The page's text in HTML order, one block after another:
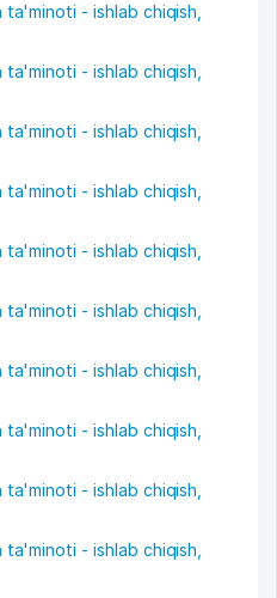
- ishlab chiqish,
- ishlab chiqish,
- ishlab chiqish,
- ishlab chiqish,
- ishlab chiqish,
- ishlab chiqish,
- ishlab chiqish,
- ishlab chiqish,
- ishlab chiqish,
- ishlab chiqish,